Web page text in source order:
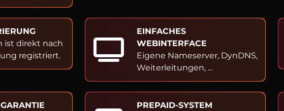
ist direkt nach
registriert.
EINFACHES
WEBINTERFACE
Eigene Nameserver, DynDNS,
Weiterleitungen, ...
PREPAID-SYSTEM